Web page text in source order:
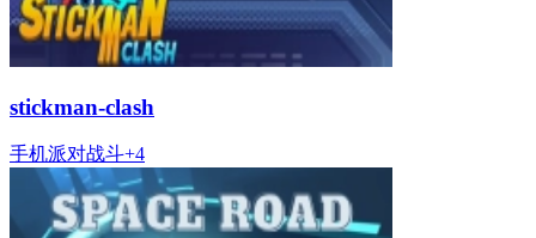
stickman-clash
手机派对战斗+4